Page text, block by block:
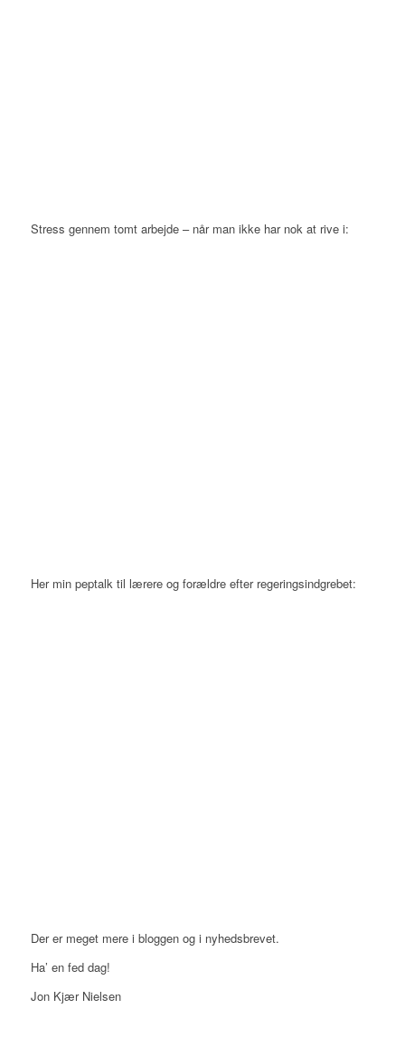
Stress gennem tomt arbejde – når man ikke har nok at rive i:
Her min peptalk til lærere og forældre efter regeringsindgrebet:
Der er meget mere i bloggen og i nyhedsbrevet.
Ha’ en fed dag!
Jon Kjær Nielsen